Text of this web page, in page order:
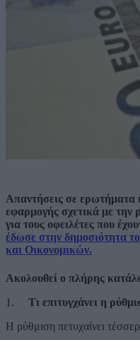
Απαντήσεις σε ερωτήματα
εφαρμογής σχετικά με
για τους οφειλέτες που
έδωσε στην δημοσιότητα
και Οικονομικών.
Ακολουθεί ο πλήρης
1.
Τι επιτυγχάνει η
Η ρύθμιση πετυχαίνει